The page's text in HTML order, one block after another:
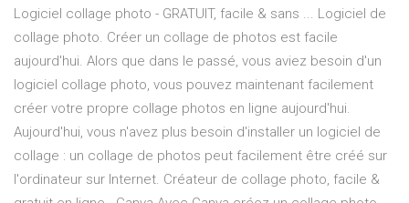
Logiciel collage photo - GRATUIT, facile & sans ... Logiciel de
collage photo. Créer un collage de photos est facile
aujourd'hui. Alors que dans le passé, vous aviez besoin d'un
logiciel collage photo, vous pouvez maintenant facilement
créer votre propre collage photos en ligne aujourd'hui.
Aujourd'hui, vous n'avez plus besoin d'installer un logiciel de
collage : un collage de photos peut facilement être créé sur
l'ordinateur sur Internet. Créateur de collage photo, facile &